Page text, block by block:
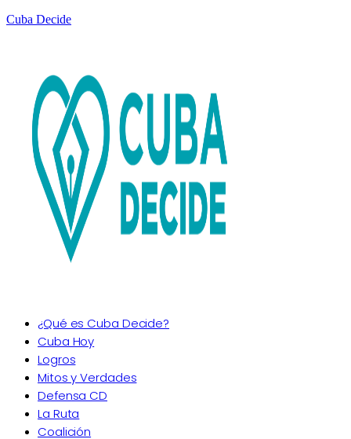
Cuba Decide
¿Qué es Cuba Decide?
Cuba Hoy
Logros
Mitos y Verdades
Defensa CD
La Ruta
Coalición